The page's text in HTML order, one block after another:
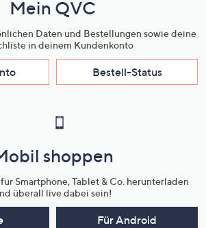
Mein QVC
Daten und Bestellungen sowie deine
in deinem Kundenkonto
Bestell-Status
shoppen
Smartphone, Tablet & Co. herunterladen
überall live dabei sein!
Für Android